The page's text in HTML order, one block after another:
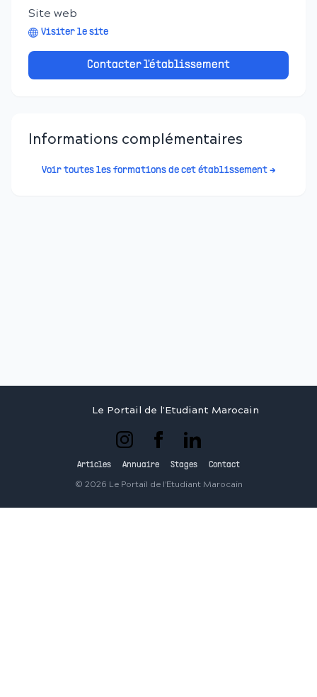
Site web
Visiter le site
Contacter l'établissement
Informations complémentaires
Voir toutes les formations de cet établissement →
Le Portail de l'Etudiant Marocain
Articles Annuaire Stages Contact
© 2026 Le Portail de l'Etudiant Marocain